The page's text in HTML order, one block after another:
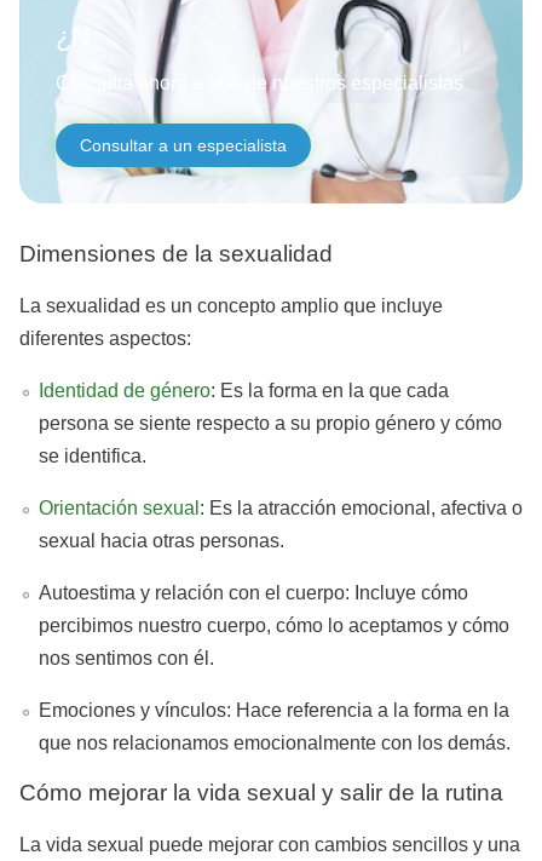
¿Necesitas
Consulta ahora a uno de nuestros especialistas
Consultar a un especialista
Dimensiones de la sexualidad
La sexualidad es un concepto amplio que incluye
diferentes aspectos:
Identidad de género: Es la forma en la que cada
persona se siente respecto a su propio género y cómo
se identifica.
Orientación sexual : Es la atracción emocional, afectiva o
sexual hacia otras personas.
Autoestima y relación con el cuerpo: Incluye cómo
percibimos nuestro cuerpo, cómo lo aceptamos y cómo
nos sentimos con él.
Emociones y vínculos: Hace referencia a la forma en la
que nos relacionamos emocionalmente con los demás.
Cómo mejorar la vida sexual y salir de la rutina
La vida sexual puede mejorar con cambios sencillos y una